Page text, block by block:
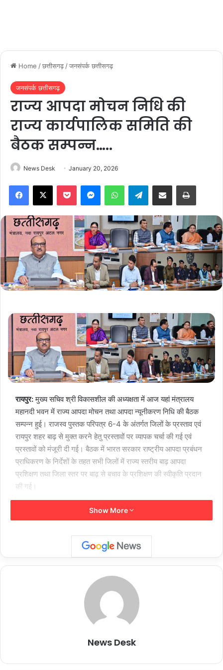
Home /छत्तीसगढ़ /जनसंपर्क छत्तीसगढ़
जनसंपर्क छत्तीसगढ़
राज्य आपदा मोचन निधि की
राज्य कार्यपालिक समिति की
बैठक सम्पन्न…..
News Desk January 20, 2026
Telegram
रायपुर:मुख्य सचिव श्री विकासशील की अध्यक्षता में आज यहां मंत्रालय
महानदी भवन में राज्य आपदा मोचन तथा आपदा न्यूनीकरण निधि की बैठक
सम्पन्न हुई। राजस्व पुस्तक परिपत्र 6-4 के अंतर्गत जिलों के प्रस्ताव एवं
रायपुर शहर बाढ़ से मुक्त करने हेतु प्रस्तावों पर व्यापक चर्चा की गई एवं
प्रस्तावों को मंजूरी दी गई। बैठक में भारत सरकार राष्ट्रीय आपदा प्रबंधन
प्राधिकरण के निर्देशों के तहत सभी जिलों में राज्य स्तरीय बाढ़ आपदा
प्रशिक्षण तथा जिला स्तर पर बाढ़ से बचाव के प्रशिक्षण की स्वीकृति प्रदान
की गई।
मुख्य सचिव ने राज्य कार्यपालिक समिति की बैठक में ऐसे जिले जहां प्रतिवर्ष
व्यापक कार्ययोजना तैयार कर लेने के निर्देश अधिकारियों को दिए है। इससे
बाढ़ आपदा के समय त्वरित सहायता प्रभावितों और पीड़ितों को दी जा सकेगी।
मापदण्डों के अनुसार बाढ़ प्रभावित जिलों में सड़क, जल संग्रहण एवं वॉटर
रिचार्जिंग सहित अन्य आवश्यक निर्माण कार्यों को तकनीकी परीक्षण कराकर
ठोस कार्य मजबूती से करायें। उन्होंने पिछली वर्षांत में बाढ़ प्रभावित इलाकों में
हुए प्रभावित संरचनाओं के स्वीकृत कार्यों को शीघ्र पूर्ण कराने के निर्देश दिए
है। मुख्य सचिव ने राजस्व एवं आपदा प्रबंधन विभाग के अधिकारियों को
पर राज्य कार्यपालिक समिति को उपलब्ध करायें। उन्होंने कहा कि राष्ट्रीय
Follow Us
Show More
News Desk